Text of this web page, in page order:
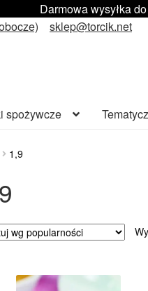
Darmowa wysyłka
sklep@torcik.net
spożywcze
1,9